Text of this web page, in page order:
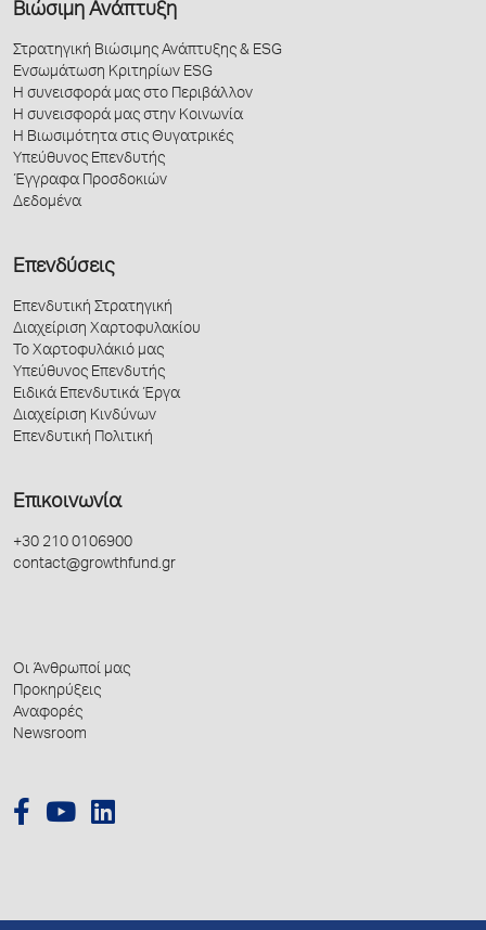
Βιώσιμη Ανάπτυξη
Στρατηγική Βιώσιμης Ανάπτυξης & ESG
Ενσωμάτωση Κριτηρίων ESG
Η συνεισφορά μας στο Περιβάλλον
Η συνεισφορά μας στην Κοινωνία
Η Βιωσιμότητα στις Θυγατρικές
Υπεύθυνος Επενδυτής
Έγγραφα Προσδοκιών
Δεδομένα
Επενδύσεις
Επενδυτική Στρατηγική
Διαχείριση Χαρτοφυλακίου
Το Χαρτοφυλάκιό μας
Υπεύθυνος Επενδυτής
Ειδικά Επενδυτικά Έργα
Διαχείριση Κινδύνων
Επενδυτική Πολιτική
Επικοινωνία
+30 210 0106900
contact@growthfund.gr
Οι Άνθρωποί μας
Προκηρύξεις
Αναφορές
Newsroom